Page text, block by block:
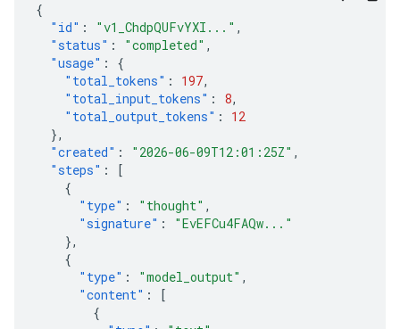
{
"id" : "v1_ChdpQUFvYXI..." ,
"status" : "completed" ,
"usage" :
{
"total_tokens" : 197,
"total_input_tokens" : 8,
"total_output_tokens" :
12
},
"created" : "2026-06-09T12:01:25Z" ,
"steps" :
[
{
"type" : "thought" ,
"signature" :
"EvEFCu4FAQw..."
},
{
"type" : "model_output" ,
"content" :
[
{